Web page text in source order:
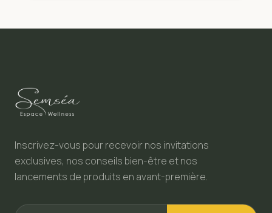
Inscrivez-vous pour recevoir nos invitations
exclusives, nos conseils bien-être et nos
lancements de produits en avant-première.